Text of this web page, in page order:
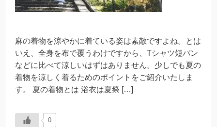
麻の着物を涼やかに着ている姿は素敵ですよね。とは
いえ、全身を布で覆うわけですから、Tシャツ短パン
などに比べて涼しいはずはありません。少しでも夏の
着物を涼しく着るためのポイントをご紹介いたしま
す。 夏の着物とは 浴衣は夏祭 […]
0